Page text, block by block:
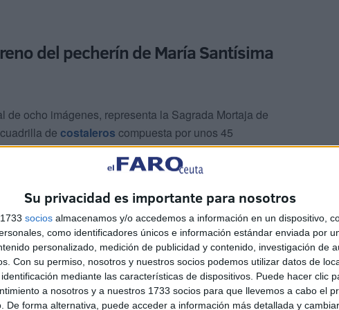
Su privacidad es importante para nosotros
socios almacenamos y/o accedemos a información en un dispositivo,
como identificadores únicos e información estándar enviada por
personalizado, medición de publicidad y contenido, investigación de
Con su permiso, nosotros y nuestros socios podemos utilizar datos de
mediante las características de dispositivos. Puede hacer clic
a nosotros y a nuestros 1733 socios para que llevemos a cabo el
De forma alternativa, puede acceder a información más detallada y
del pecherín de María Santísima
de ocho imágenes, representa la Sagrada Mortaja de
de costaleros compuesta por unos 45
Musical Hermanos Jiménez Regén de Ceuta,
la salida procesional del Valle.
de capa con el escudo de la hermandad
40 o 45 personas que incluye a los nazarenos, las
la difucultad de tener que pasar por algunas
hasta la Santa Iglesia Catedral.